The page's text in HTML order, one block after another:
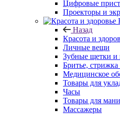
Цифровые
Проекторы и
Назад
Красота и
Личные вещи
Зубные щетки и
Бритье,
Медицинское
Товары для
Часы
Товары для
Массажеры